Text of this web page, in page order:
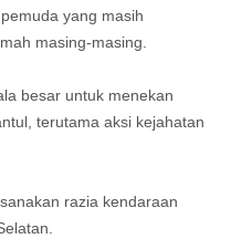
yang masih
masing-masing.
besar untuk menekan
terutama aksi kejahatan
razia kendaraan